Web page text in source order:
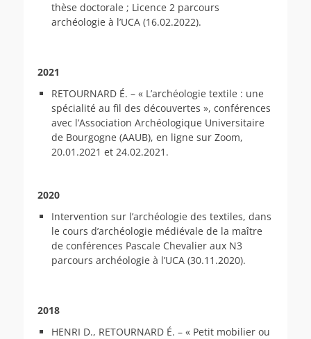
thèse doctorale ; Licence 2 parcours
archéologie à l’UCA (16.02.2022).
2021
RETOURNARD É. – « L’archéologie textile : une
spécialité au fil des découvertes », conférences
avec l’Association Archéologique Universitaire
de Bourgogne (AAUB), en ligne sur Zoom,
20.01.2021 et 24.02.2021.
2020
Intervention sur l’archéologie des textiles, dans
le cours d’archéologie médiévale de la maître
de conférences Pascale Chevalier aux N3
parcours archéologie à l’UCA (30.11.2020).
2018
HENRI D., RETOURNARD É. – « Petit mobilier ou